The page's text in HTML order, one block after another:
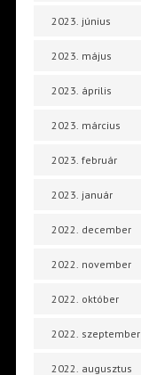
2023. június
2023. május
2023. április
2023. március
2023. február
2023. január
2022. december
2022. november
2022. október
2022. szeptember
2022. augusztus